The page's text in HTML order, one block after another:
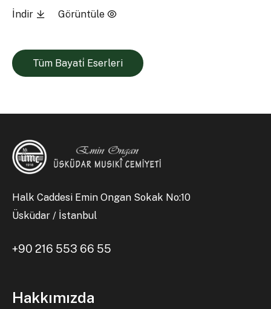
İndir Görüntüle
Tüm Bayati̇ Eserleri
Halk Caddesi Emin Ongan Sokak No:10
Üsküdar / İstanbul
+90 216 553 66 55
Hakkımızda